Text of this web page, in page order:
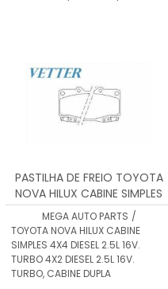
PASTILHA DE FREIO TOYOTA
NOVA HILUX CABINE SIMPLES
4X4 DIESEL 2.5L 16V. TURBO
4X2 DIESEL 2.5L 16V. TURBO,
CABINE
MEGA AUTO PARTS /
TOYOTA NOVA HILUX CABINE
SIMPLES 4X4 DIESEL 2.5L 16V.
TURBO 4X2 DIESEL 2.5L 16V.
TURBO, CABINE DUPLA